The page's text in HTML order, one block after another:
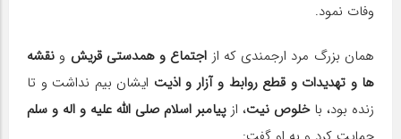
وفات نمود.
همان بزرگ مرد ارجمندی که از اجتماع و همدستی قریش و نقشه
ها و تهدیدات و قطع روابط و آزار و اذیت ایشان بیم نداشت و تا
زنده بود، باخلوص نیت، از پیامبر اسلام صلی الله علیه و اله و سلم